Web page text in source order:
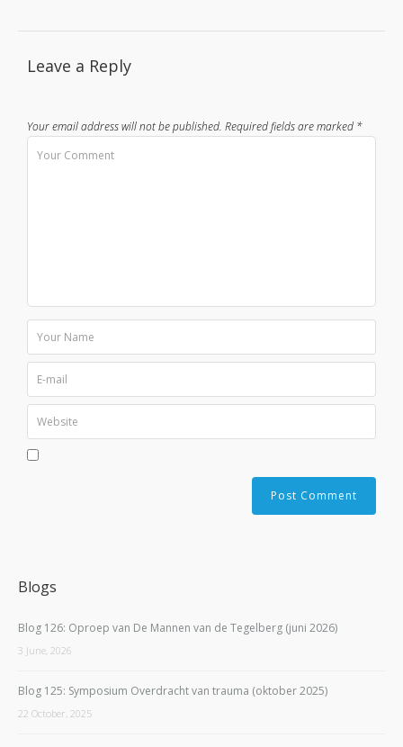
Leave a Reply
Your email address will not be published. Required fields are marked *
Blogs
Blog 126: Oproep van De Mannen van de Tegelberg (juni 2026)
3 June, 2026
Blog 125: Symposium Overdracht van trauma (oktober 2025)
22 October, 2025